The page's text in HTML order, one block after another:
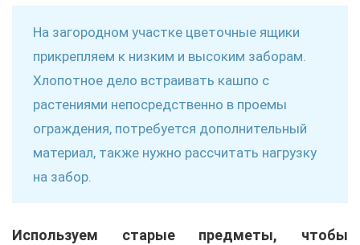
На загородном участке цветочные ящики
прикрепляем к низким и высоким заборам.
Хлопотное дело встраивать кашпо с
растениями непосредственно в проемы
ограждения, потребуется дополнительный
материал, также нужно рассчитать нагрузку
на забор.
Используем старые предметы, чтобы